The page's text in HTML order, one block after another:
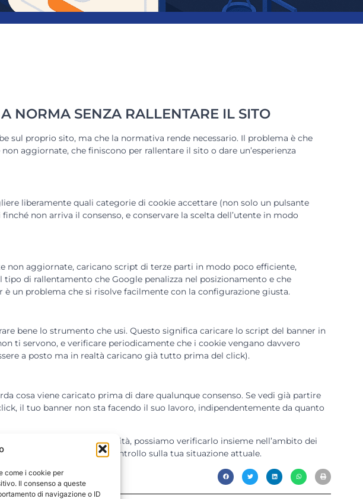
come i cookie per
Il consenso a queste
di navigazione o ID
NORMA SENZA RALLENTARE IL SITO
sul proprio sito, ma che la normativa rende necessario. Il problema è che
aggiornate, che finiscono per rallentare il sito o dare un’esperienza
liberamente quali categorie di cookie accettare (non solo un pulsante
non arriva il consenso, e conservare la scelta dell’utente in modo
aggiornate, caricano script di terze parti in modo poco efficiente,
di rallentamento che Google penalizza nel posizionamento e che
un problema che si risolve facilmente con la configurazione giusta.
bene lo strumento che usi. Questo significa caricare lo script del banner in
ti servono, e verificare periodicamente che i cookie vengano davvero
a posto ma in realtà caricano già tutto prima del click).
cosa viene caricato prima di dare qualunque consenso. Se vedi già partire
il tuo banner non sta facendo il suo lavoro, indipendentemente da quanto
sacrificare velocità e usabilità, possiamo verificarlo insieme nell’ambito dei
gratuita per un controllo sulla tua situazione attuale.